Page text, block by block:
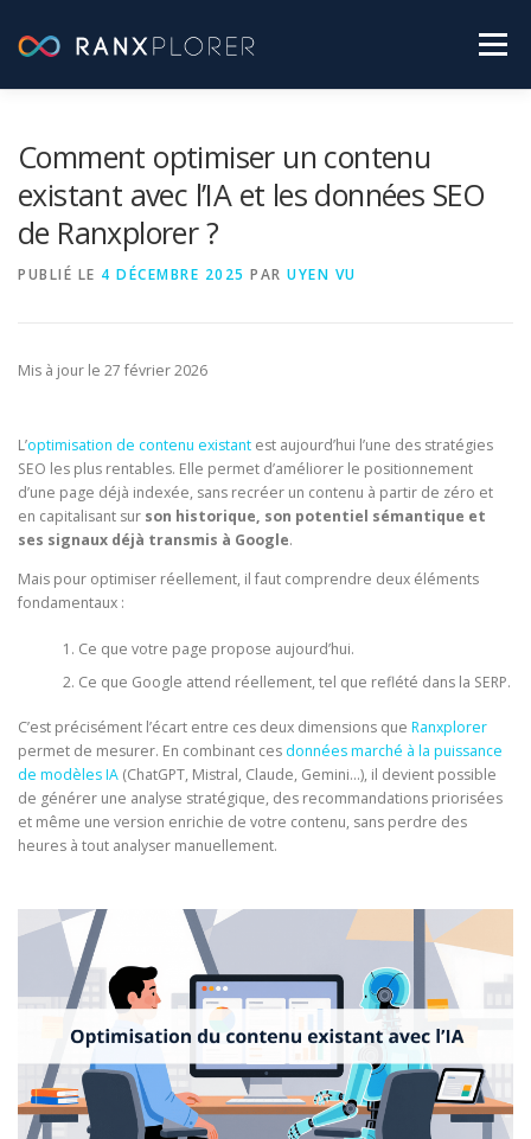
contenu
Menu
ACTUALITÉS SEO
Comment optimiser un contenu
existant avec l’IA et les données SEO
de Ranxplorer ?
PUBLIÉ LE 4 DÉCEMBRE 2025 PAR UYEN VU
Mis à jour le 27 février 2026
L’optimisation de contenu existant est aujourd’hui l’une des stratégies
SEO les plus rentables. Elle permet d’améliorer le positionnement
d’une page déjà indexée, sans recréer un contenu à partir de zéro et
en capitalisant sur son historique, son potentiel sémantique et
ses signaux déjà transmis à Google.
Mais pour optimiser réellement, il faut comprendre deux éléments
fondamentaux :
Ce que votre page propose aujourd’hui.
Ce que Google attend réellement, tel que reflété dans la SERP.
C’est précisément l’écart entre ces deux dimensions que Ranxplorer
permet de mesurer. En combinant ces données marché à la puissance
de modèles IA (ChatGPT, Mistral, Claude, Gemini…), il devient possible
de générer une analyse stratégique, des recommandations priorisées
et même une version enrichie de votre contenu, sans perdre des
heures à tout analyser manuellement.